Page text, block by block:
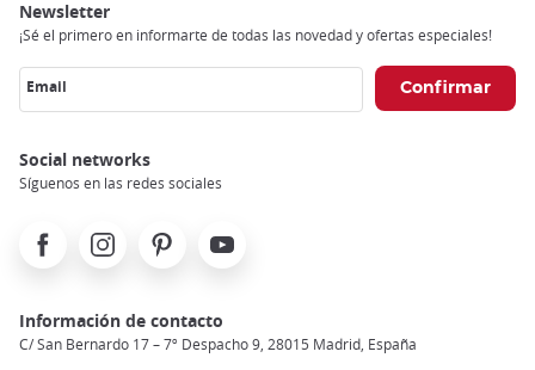
Newsletter
¡Sé el primero en informarte de todas las novedad y ofertas especiales!
Email
Social networks
Síguenos en las redes sociales
FacebookInstagramPinterest Youtube
Información de contacto
C/ San Bernardo 17 – 7º Despacho 9, 28015 Madrid, España